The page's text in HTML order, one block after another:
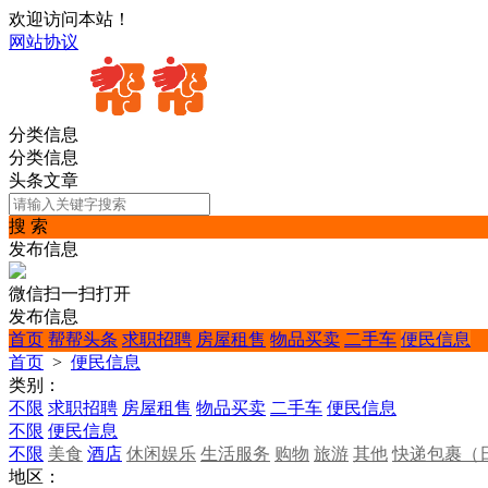
欢迎访问本站！
网站协议
分类信息
分类信息
头条文章
搜 索
发布信息
微信扫一扫打开
发布信息
首页 帮帮头条 求职招聘 房屋租售 物品买卖 二手车 便民信息
首页 > 便民信息
类别：
不限 求职招聘 房屋租售 物品买卖 二手车 便民信息
不限 便民信息
不限 美食 酒店 休闲娱乐 生活服务 购物 旅游 其他 快递包裹（
地区：